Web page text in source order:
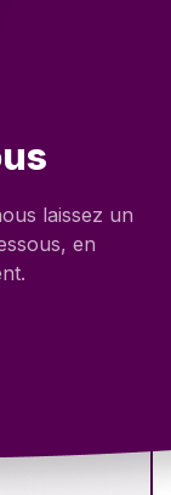
laissez un
en